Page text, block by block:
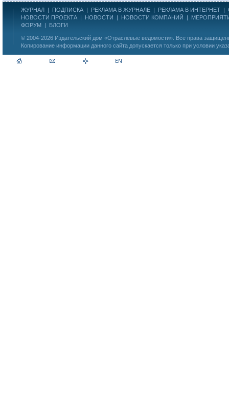
ЖУРНАЛ | ПОДПИСКА | РЕКЛАМА В ЖУРНАЛЕ | РЕКЛАМА В ИНТЕРНЕТ |
НОВОСТИ ПРОЕКТА | НОВОСТИ | НОВОСТИ КОМПАНИЙ |
ФОРУМ | БЛОГИ
© 2004-2026 Издательский дом «Отраслевые ведомости» . Все права
Копирование информации данного сайта допускается только при условии